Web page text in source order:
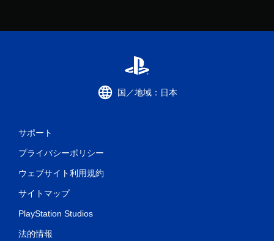
国／地域：日本
サポート
プライバシーポリシー
ウェブサイト利用規約
サイトマップ
PlayStation Studios
法的情報